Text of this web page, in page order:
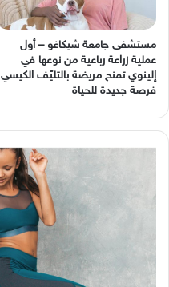
مستشفى جامعة شيكاغو – أول
عملية زراعة رباعية من نوعها في
إلينوي تمنح مريضة بالتليّف الكيسي
فرصة جديدة للحياة